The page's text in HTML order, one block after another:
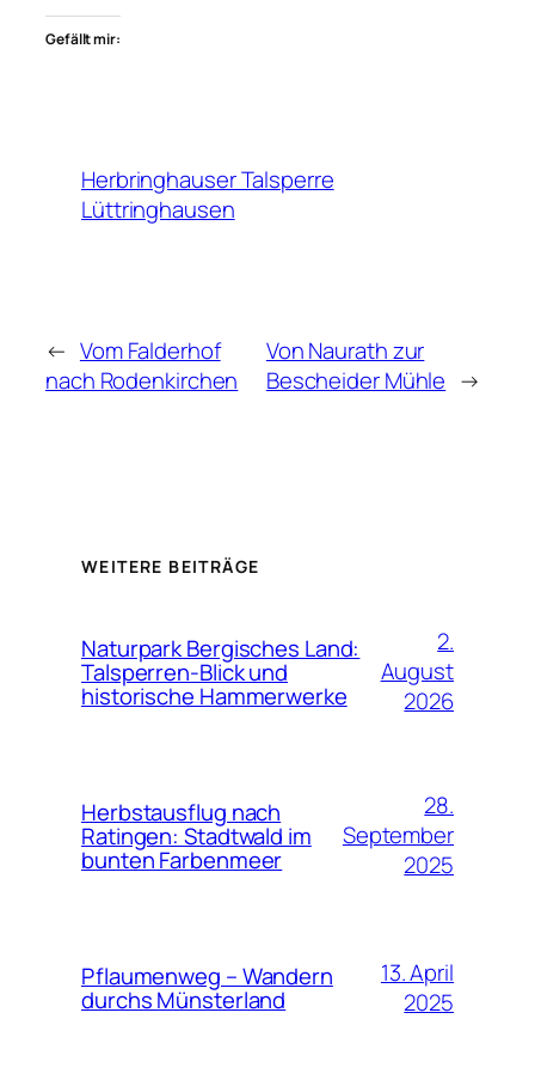
Gefällt mir:
Herbringhauser Talsperre
Lüttringhausen
← Vom Falderhof
nach Rodenkirchen
Von Naurath zur
Bescheider Mühle →
WEITERE BEITRÄGE
Naturpark Bergisches Land:
Talsperren-Blick und
historische Hammerwerke
2.
August
2026
Herbstausflug nach
Ratingen: Stadtwald im
bunten Farbenmeer
28.
September
2025
Pflaumenweg – Wandern
durchs Münsterland
13. April
2025